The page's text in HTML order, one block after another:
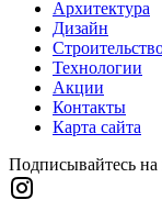
Архитектура
Дизайн
Технологии
Акции
Контакты
Карта сайта
Подписывайтесь на